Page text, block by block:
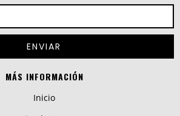
MÁS INFORMACIÓN
Inicio